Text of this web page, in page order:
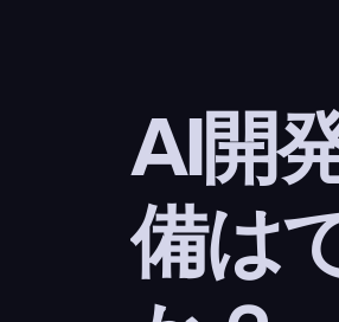
AI開
備は